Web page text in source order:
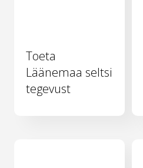
Toeta
Läänemaa seltsi
tegevust